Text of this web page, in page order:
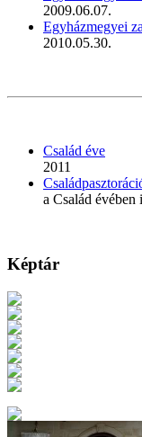
2009.06.07.
Egyházmegyei
2010.05.30.
Család éve
2011
a Család évében
Képtár